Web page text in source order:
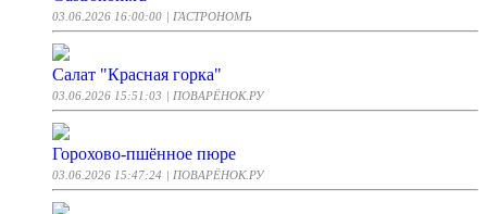
03.06.2026 16:00:00 | ГАСТРОНОМЪ
Салат "Красная горка"
03.06.2026 15:51:03 | ПОВАРЁНОК.РУ
Горохово-пшённое пюре
03.06.2026 15:47:24 | ПОВАРЁНОК.РУ